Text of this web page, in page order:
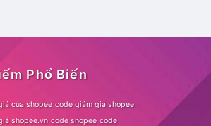
Phổ Biến
của shopee code giảm giá shopee
shopee.vn code shopee code